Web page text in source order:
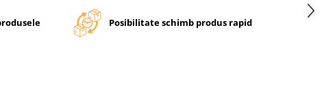
Posibilitate schimb produs rapid